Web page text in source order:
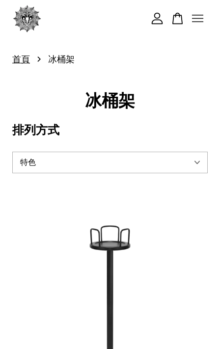
首頁 › 冰桶架
冰桶架
排列方式